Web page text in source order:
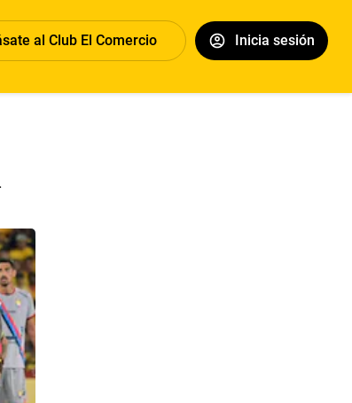
al Club El Comercio Inicia sesión